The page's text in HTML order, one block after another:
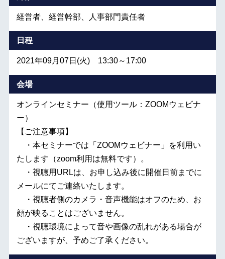
経営者、経営幹部、人事部門責任者
日程
2021年09月07日(火) 13:30～17:00
会場
オンラインセミナー（使用ツール：ZOOMウェビナ
ー）
【ご注意事項】
・本セミナーでは「ZOOMウェビナー」を利用い
たします（zoom利用は無料です）。
・視聴用URLは、お申し込み後に開催日前までに
メールにてご連絡いたします。
・視聴者側のカメラ・音声機能はオフのため、お
顔が映ることはございません。
・視聴環境によって音や画像の乱れがある場合が
ございますが、予めご了承ください。